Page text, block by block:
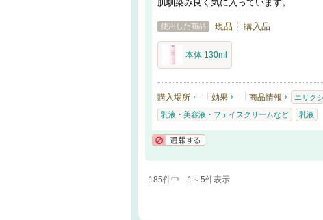
肌馴染み良く気に入っています。
使用した商品 現品 購入品
本体 130ml
購入場所 - 効果 - 商品情報 エリク
乳液・美容液・フェイスクリームなど 乳液
185件中 1～5件表示